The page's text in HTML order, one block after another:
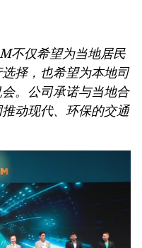
不仅希望为当地居民
择，也希望为本地司
。公司承诺与当地合
动现代、环保的交通